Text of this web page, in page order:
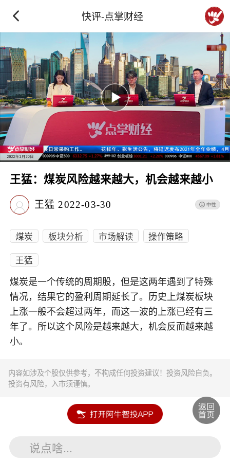
快评-点掌财经
王猛：煤炭风险越来越大，机会越来越小
王猛 2022-03-30
煤炭 板块分析 市场解读
操作策略
王猛
煤炭是一个传统的周期股，但是这两年遇到了特殊
情况，结果它的盈利周期延长了。历史上煤炭板块
上涨一般不会超过两年，而这一波的上涨已经有三
年了。所以这个风险是越来越大，机会反而越来越
小。
内容如涉及个股仅供参考，不构成任何投资建议！投资风险自负。
投资有风险，入市须谨慎。
说点啥...